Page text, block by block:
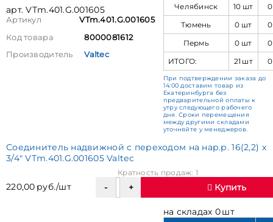
арт. VTm.401.G.001605
Артикул
VTm.401.G.001605
Код товара
8000081612
Производитель
Valtec
Челябинск
10 шт
Тюмень
0 шт
Пермь
0 шт
ИТОГО:
21 шт
При подтверждении заказа до
14:00 доставим товар из
Екатеринбурга без
предварительной оплаты к
утру следующего рабочего
дня. Сроки перемещения
между другими складами
уточняйте у менеджеров.
Соединитель надвижной с переходом на нар.р. 16(2,2) х
3/4" VTm.401.G.001605 Valtec
220,00 руб./шт
Кратность продаж: 1
Купить
на складах 0 шт